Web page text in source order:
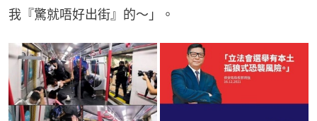
我『驚就唔好出街』的～」。